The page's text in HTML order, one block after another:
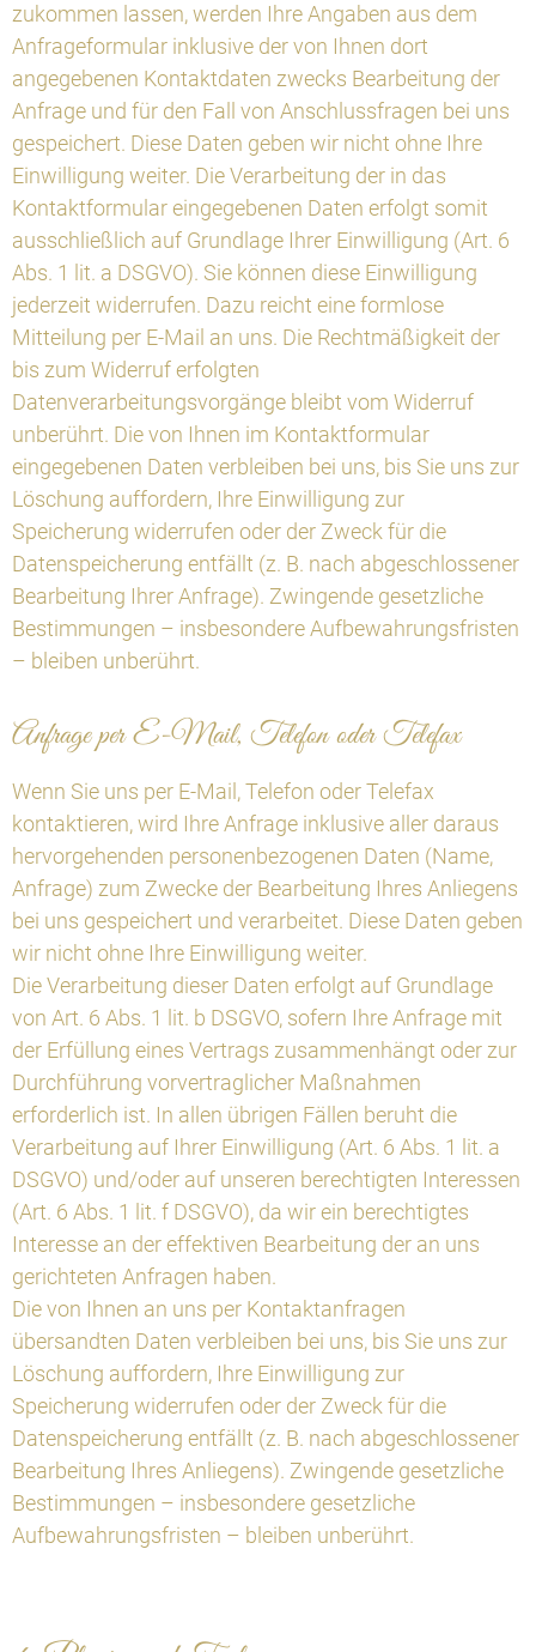
zukommen lassen, werden Ihre Angaben aus dem
Anfrageformular inklusive der von Ihnen dort
angegebenen Kontaktdaten zwecks Bearbeitung der
Anfrage und für den Fall von Anschlussfragen bei uns
gespeichert. Diese Daten geben wir nicht ohne Ihre
Einwilligung weiter. Die Verarbeitung der in das
Kontaktformular eingegebenen Daten erfolgt somit
ausschließlich auf Grundlage Ihrer Einwilligung (Art. 6
Abs. 1 lit. a DSGVO). Sie können diese Einwilligung
jederzeit widerrufen. Dazu reicht eine formlose
Mitteilung per E-Mail an uns. Die Rechtmäßigkeit der
bis zum Widerruf erfolgten
Datenverarbeitungsvorgänge bleibt vom Widerruf
unberührt. Die von Ihnen im Kontaktformular
eingegebenen Daten verbleiben bei uns, bis Sie uns zur
Löschung auffordern, Ihre Einwilligung zur
Speicherung widerrufen oder der Zweck für die
Datenspeicherung entfällt (z. B. nach abgeschlossener
Bearbeitung Ihrer Anfrage). Zwingende gesetzliche
Bestimmungen – insbesondere Aufbewahrungsfristen
– bleiben unberührt.
Anfrage per E-Mail, Telefon oder Telefax
Wenn Sie uns per E-Mail, Telefon oder Telefax
kontaktieren, wird Ihre Anfrage inklusive aller daraus
hervorgehenden personenbezogenen Daten (Name,
Anfrage) zum Zwecke der Bearbeitung Ihres Anliegens
bei uns gespeichert und verarbeitet. Diese Daten geben
wir nicht ohne Ihre Einwilligung weiter.
Die Verarbeitung dieser Daten erfolgt auf Grundlage
von Art. 6 Abs. 1 lit. b DSGVO, sofern Ihre Anfrage mit
der Erfüllung eines Vertrags zusammenhängt oder zur
Durchführung vorvertraglicher Maßnahmen
erforderlich ist. In allen übrigen Fällen beruht die
Verarbeitung auf Ihrer Einwilligung (Art. 6 Abs. 1 lit. a
DSGVO) und/oder auf unseren berechtigten Interessen
(Art. 6 Abs. 1 lit. f DSGVO), da wir ein berechtigtes
Interesse an der effektiven Bearbeitung der an uns
gerichteten Anfragen haben.
Die von Ihnen an uns per Kontaktanfragen
übersandten Daten verbleiben bei uns, bis Sie uns zur
Löschung auffordern, Ihre Einwilligung zur
Speicherung widerrufen oder der Zweck für die
Datenspeicherung entfällt (z. B. nach abgeschlossener
Bearbeitung Ihres Anliegens). Zwingende gesetzliche
Bestimmungen – insbesondere gesetzliche
Aufbewahrungsfristen – bleiben unberührt.